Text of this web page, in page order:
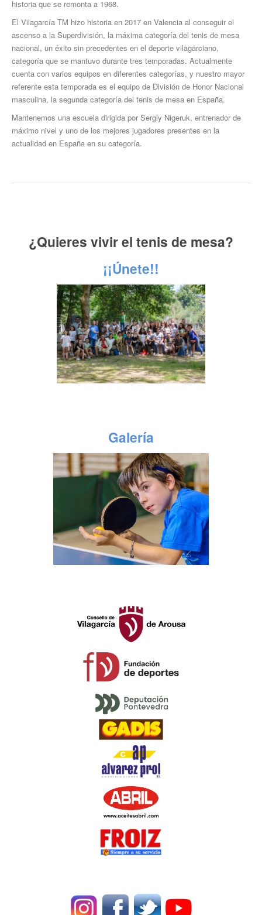
historia que se remonta a 1968.
El Vilagarcía TM hizo historia en 2017 en Valencia al conseguir el
ascenso a la Superdivisión, la máxima categoría del tenis de mesa
nacional, un éxito sin precedentes en el deporte vilagarciano,
categoría que se mantuvo durante tres temporadas. Actualmente
cuenta con varios equipos en diferentes categorías, y nuestro mayor
referente esta temporada es el equipo de División de Honor Nacional
masculina, la segunda categoría del tenis de mesa en España.
Mantenemos una escuela dirigida por Sergiy Nigeruk, entrenador de
máximo nivel y uno de los mejores jugadores presentes en la
actualidad en España en su categoría.
¿Quieres vivir el tenis de mesa?
¡¡Únete!!
Galería